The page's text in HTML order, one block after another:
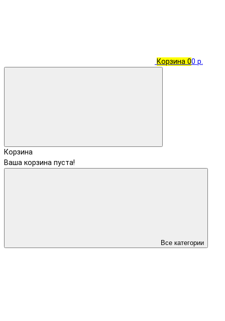
Корзина 00 р.
Корзина
Ваша корзина пуста!
Все категории